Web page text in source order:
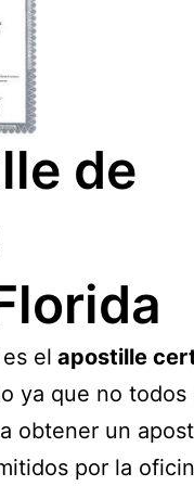
de
el apostille
ya que no todos
obtener un
por la